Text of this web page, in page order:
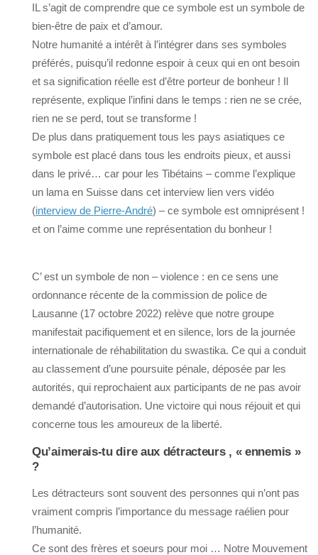
IL s’agit de comprendre que ce symbole est un symbole de
bien-être de paix et d’amour.
Notre humanité a intérêt à l’intégrer dans ses symboles
préférés, puisqu’il redonne espoir à ceux qui en ont besoin
et sa signification réelle est d’être porteur de bonheur ! Il
représente, explique l’infini dans le temps : rien ne se crée,
rien ne se perd, tout se transforme !
De plus dans pratiquement tous les pays asiatiques ce
symbole est placé dans tous les endroits pieux, et aussi
dans le privé… car pour les Tibétains – comme l’explique
un lama en Suisse dans cet interview lien vers vidéo
(interview de Pierre-André) – ce symbole est omniprésent !
et on l’aime comme une représentation du bonheur !
C’ est un symbole de non – violence : en ce sens une
ordonnance récente de la commission de police de
Lausanne (17 octobre 2022) relève que notre groupe
manifestait pacifiquement et en silence, lors de la journée
internationale de réhabilitation du swastika. Ce qui a conduit
au classement d’une poursuite pénale, déposée par les
autorités, qui reprochaient aux participants de ne pas avoir
demandé d’autorisation. Une victoire qui nous réjouit et qui
concerne tous les amoureux de la liberté.
Qu’aimerais-tu dire aux détracteurs , « ennemis »
?
Les détracteurs sont souvent des personnes qui n’ont pas
vraiment compris l’importance du message raélien pour
l’humanité.
Ce sont des frères et soeurs pour moi … Notre Mouvement